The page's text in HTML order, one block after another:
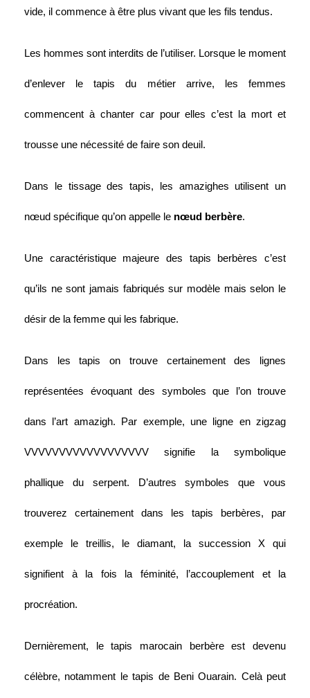
vide, il commence à être plus vivant que les fils tendus.
Les hommes sont interdits de l’utiliser. Lorsque le moment
d’enlever le tapis du métier arrive, les femmes
commencent à chanter car pour elles c’est la mort et
trousse une nécessité de faire son deuil.
Dans le tissage des tapis, les amazighes utilisent un
nœud spécifique qu’on appelle le nœud berbère.
Une caractéristique majeure des tapis berbères c’est
qu’ils ne sont jamais fabriqués sur modèle mais selon le
désir de la femme qui les fabrique.
Dans les tapis on trouve certainement des lignes
représentées évoquant des symboles que l’on trouve
dans l’art amazigh. Par exemple, une ligne en zigzag
VVVVVVVVVVVVVVVVVV signifie la symbolique
phallique du serpent. D’autres symboles que vous
trouverez certainement dans les tapis berbères, par
exemple le treillis, le diamant, la succession X qui
signifient à la fois la féminité, l’accouplement et la
procréation.
Dernièrement, le tapis marocain berbère est devenu
célèbre, notamment le tapis de Beni Ouarain. Celà peut